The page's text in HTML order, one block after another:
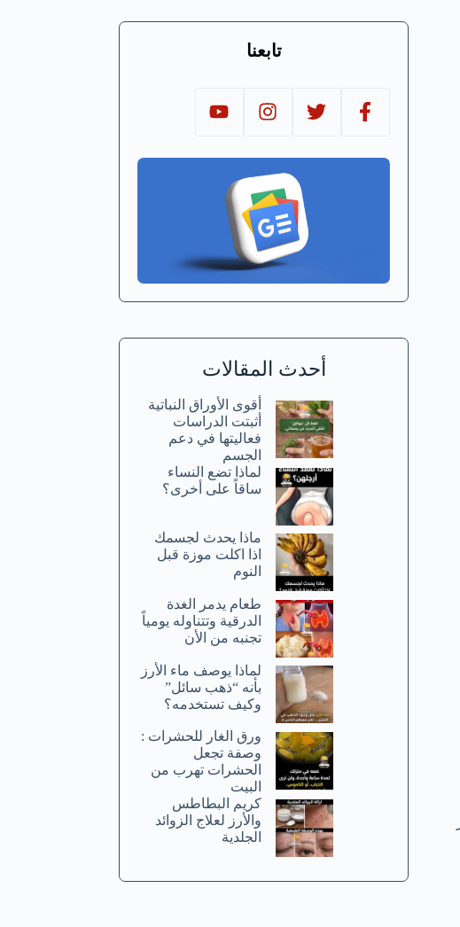
تابعنا
أحدث المقالات
أقوى الأوراق النباتية
أثبتت الدراسات
فعاليتها في دعم
الجسم
لماذا تضع النساء
ساقاً على أخرى؟
ماذا يحدث لجسمك
اذا اكلت موزة قبل
النوم
طعام يدمر الغدة
الدرقية وتتناوله يومياً
تجنبه من الأن
لماذا يوصف ماء الأرز
بأنه “ذهب سائل”
وكيف تستخدمه؟
ورق الغار للحشرات :
وصفة تجعل
الحشرات تهرب من
البيت
كريم البطاطس
والأرز لعلاج الزوائد
الجلدية